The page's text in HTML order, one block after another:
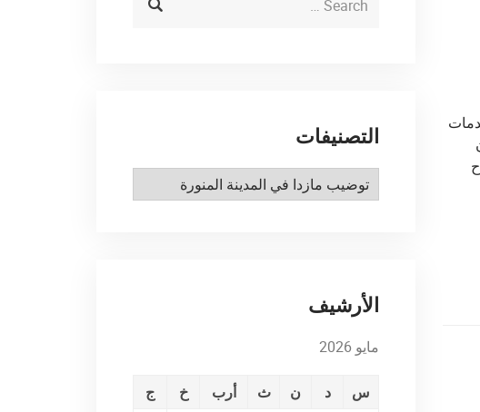
التصنيفات
التصنيفات
الأرشيف
مايو 2026
س د ن ث أرب خ
ج